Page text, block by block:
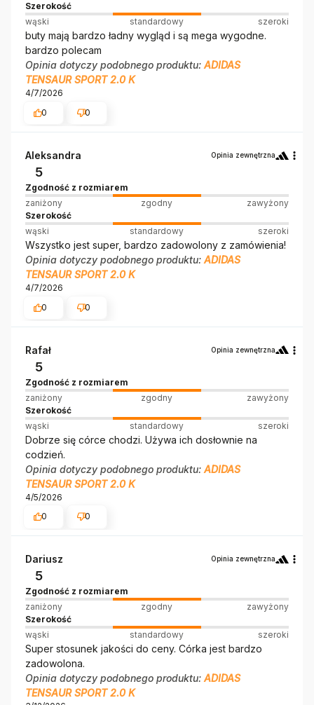
Szerokość
wąski
standardowy szeroki
buty mają bardzo ładny wygląd i są mega wygodne.
bardzo polecam
Opinia dotyczy podobnego produktu:ADIDAS
TENSAUR SPORT 2.0 K
4/7/2026
0
0
Aleksandra Opinia zewnętrzna
5
Zgodność z rozmiarem
zaniżony
zgodny
zawyżony
Szerokość
wąski
standardowy szeroki
Wszystko jest super, bardzo zadowolony z zamówienia!
Opinia dotyczy podobnego produktu: ADIDAS
TENSAUR SPORT 2.0 K
4/7/2026
0
0
Rafał Opinia zewnętrzna
5
Zgodność z rozmiarem
zaniżony
zgodny
zawyżony
Szerokość
wąski
standardowy szeroki
Dobrze się córce chodzi. Używa ich dosłownie na
codzień.
Opinia dotyczy podobnego produktu: ADIDAS
TENSAUR SPORT 2.0 K
4/5/2026
0
0
Dariusz Opinia zewnętrzna
5
Zgodność z rozmiarem
zaniżony
zgodny
zawyżony
Szerokość
wąski
standardowy szeroki
Super stosunek jakości do ceny. Córka jest bardzo
zadowolona.
Opinia dotyczy podobnego produktu: ADIDAS
TENSAUR SPORT 2.0 K